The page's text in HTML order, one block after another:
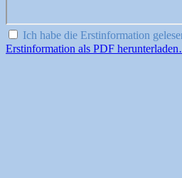
Ich habe die Erstinformation
Erstinformation als PDF